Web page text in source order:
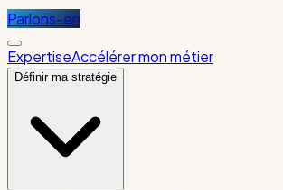
Parlons-en
ExpertiseAccélérer mon métier
Définir ma stratégie